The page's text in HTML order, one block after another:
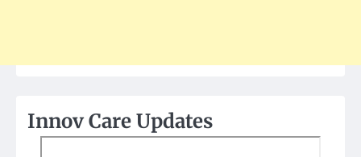
Innov Care Updates